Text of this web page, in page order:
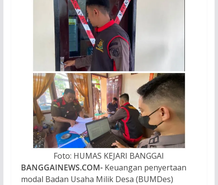
Foto: HUMAS KEJARI BANGGAI
BANGGAINEWS.COM-Keuangan penyertaan
modal Badan Usaha Milik Desa (BUMDes)